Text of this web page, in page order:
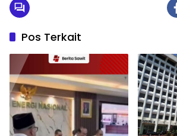
Pos Terkait